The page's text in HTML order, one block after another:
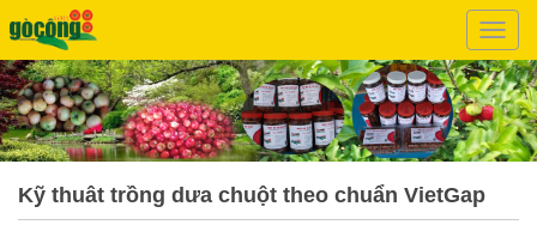
Đây
là
menu
Kỹ thuât trồng dưa chuột theo chuẩn VietGap